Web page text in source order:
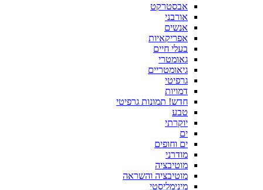
אבסטרקט
אורבני
אנשים
אפריקאיות
בעלי חיים
גאומטרי
גיאומטריים
גרפיטי
דמויות
חדש! תמונות גרפיטי
טבע
יוקרתי
ים
ים וחופים
מודרני
מוטיבציה
מוטיבציה והשראה
מינימליסטי